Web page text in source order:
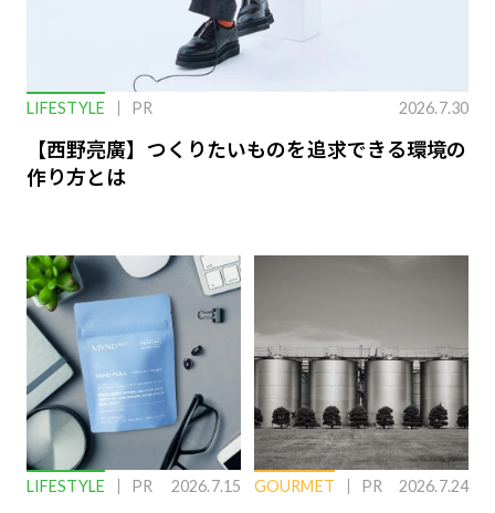
LIFESTYLE PR 2026.7.30
【西野亮廣】つくりたいものを追求できる環境の
作り方とは
LIFESTYLE PR 2026.7.15 GOURMET PR 2026.7.24